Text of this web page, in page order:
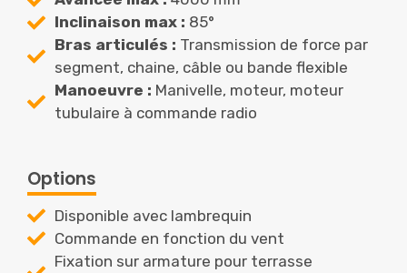
Inclinaison max : 85°​
Bras articulés : Transmission de force par
segment, chaine, câble ou bande flexible​
Manoeuvre : Manivelle, moteur, moteur
tubulaire à commande radio​
Options
Disponible avec lambrequin​
Commande en fonction du vent​
Fixation sur armature pour terrasse